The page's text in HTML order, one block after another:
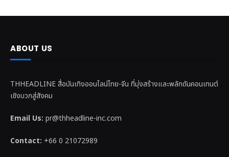
ABOUT US
THHEADLINE สื่อบันเทิงออนไลน์ไทย-จีน ที่มุ่งสร้างและพลักดันคอนเทนต์
เชิงบวกสู่สังคม
Email Us: pr@thheadline-inc.com
Contact: +66 0 21072989